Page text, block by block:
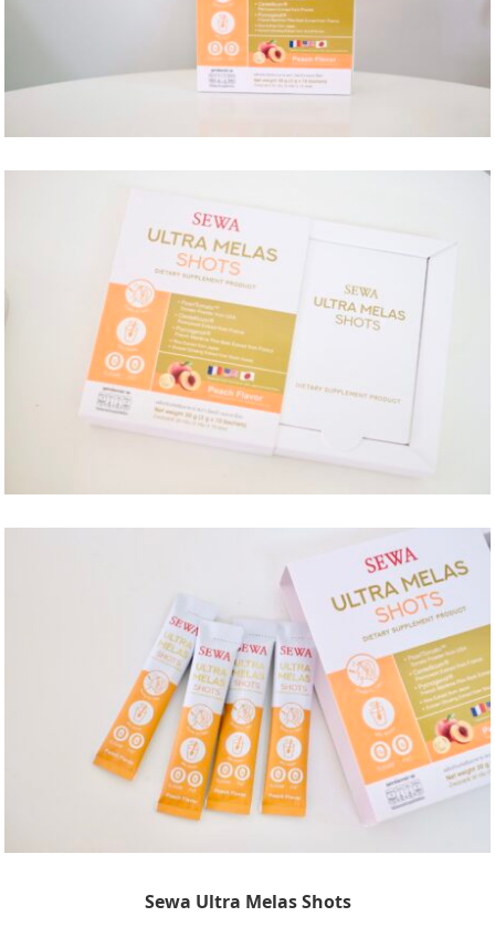
Sewa Ultra Melas Shots